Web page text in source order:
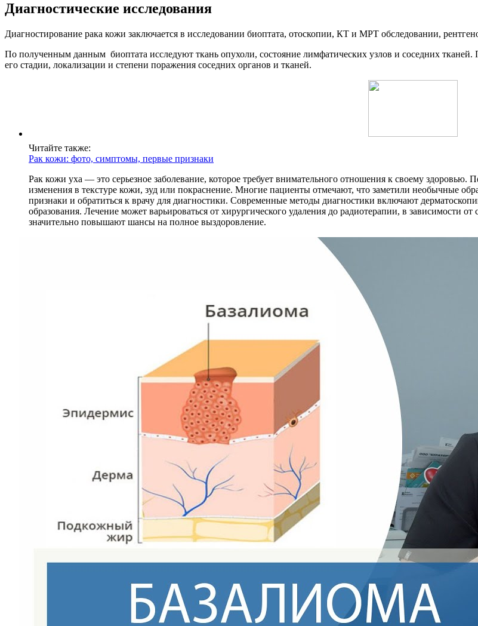
Диагностические исследования
Диагностирование рака кожи заключается в исследовании биоптата, отоскопии, КТ и МРТ обследовании,
По полученным данным биоптата исследуют ткань опухоли, состояние лимфатических узлов и соседних
его стадии, локализации и степени поражения соседних органов и тканей.
Читайте также:
Рак кожи: фото, симптомы, первые признаки
Рак кожи уха — это серьезное заболевание, которое требует внимательного отношения к своему
изменения в текстуре кожи, зуд или покраснение. Многие пациенты отмечают, что заметили необычные
признаки и обратиться к врачу для диагностики. Современные методы диагностики включают
образования. Лечение может варьироваться от хирургического удаления до радиотерапии, в зависимости
значительно повышают шансы на полное выздоровление.